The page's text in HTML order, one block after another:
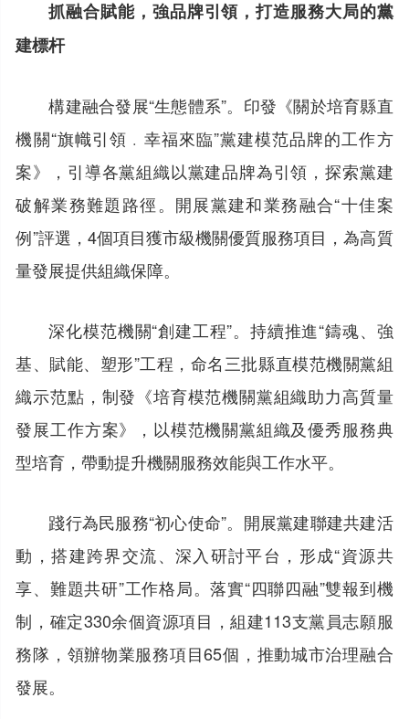
抓融合賦能，強品牌引領，打造服務大局的黨
建標杆
構建融合發展“生態體系”。印發《關於培育縣直
機關“旗幟引領﹒幸福來臨”黨建模范品牌的工作方
案》，引導各黨組織以黨建品牌為引領，探索黨建
破解業務難題路徑。開展黨建和業務融合“十佳案
例”評選，4個項目獲市級機關優質服務項目，為高質
量發展提供組織保障。
深化模范機關“創建工程”。持續推進“鑄魂、強
基、賦能、塑形”工程，命名三批縣直模范機關黨組
織示范點，制發《培育模范機關黨組織助力高質量
發展工作方案》，以模范機關黨組織及優秀服務典
型培育，帶動提升機關服務效能與工作水平。
踐行為民服務“初心使命”。開展黨建聯建共建活
動，搭建跨界交流、深入研討平台，形成“資源共
享、難題共研”工作格局。落實“四聯四融”雙報到機
制，確定330余個資源項目，組建113支黨員志願服
務隊，領辦物業服務項目65個，推動城市治理融合
發展。